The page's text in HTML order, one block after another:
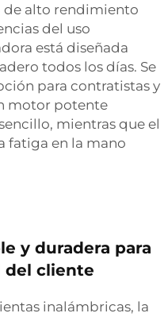
de alto rendimiento
del uso
está diseñada
todos los días. Se
para contratistas y
motor potente
mientras que el
fatiga en la mano
y duradera para
del cliente
inalámbricas, la